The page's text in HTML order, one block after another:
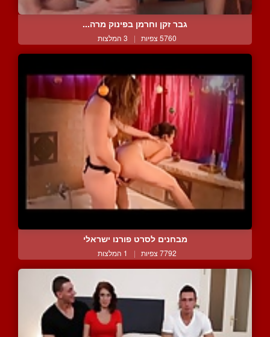
גבר זקן וחרמן בפינוק מרה...
5760 צפיות | 3 המלצות
מבחנים לסרט פורנו ישראלי
7792 צפיות | 1 המלצות